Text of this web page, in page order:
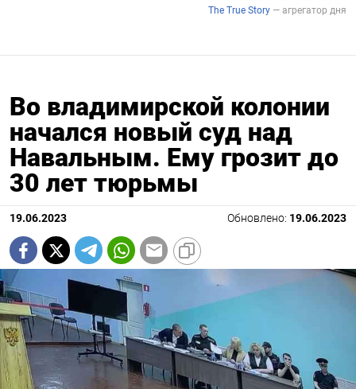
Во владимирской колонии
начался новый суд над
Навальным. Ему грозит до
30 лет тюрьмы
19.06.2023 Обновлено: 19.06.2023